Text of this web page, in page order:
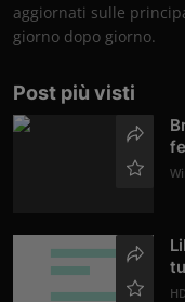
aggiornati sulle
giorno dopo giorno.
Post più visti